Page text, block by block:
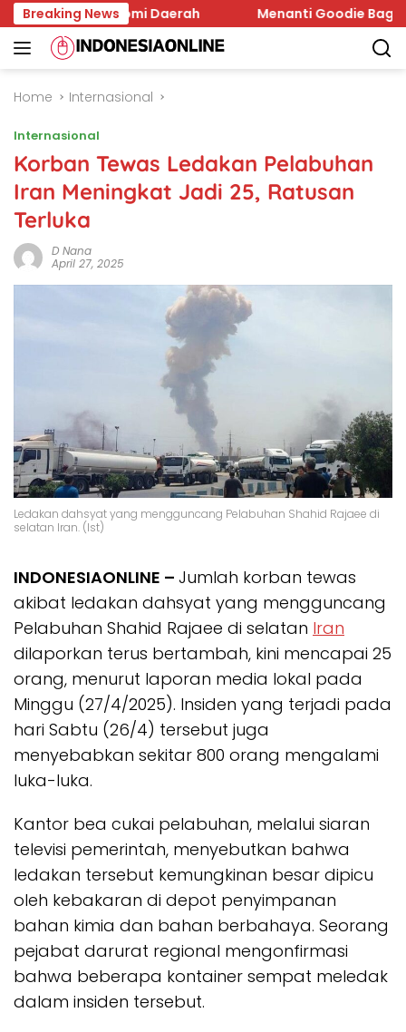
Skip
to
content
Breaking News
dan Ekonomi Daerah Menanti Goodie Bag HUT RI
Home Internasional
Internasional
Korban Tewas Ledakan Pelabuhan
Iran Meningkat Jadi 25, Ratusan
Terluka
D Nana
April 27, 2025
Ledakan dahsyat yang mengguncang Pelabuhan Shahid Rajaee di
selatan Iran. (Ist)
INDONESIAONLINE – Jumlah korban tewas
akibat ledakan dahsyat yang mengguncang
Pelabuhan Shahid Rajaee di selatan Iran
dilaporkan terus bertambah, kini mencapai 25
orang, menurut laporan media lokal pada
Minggu (27/4/2025). Insiden yang terjadi pada
hari Sabtu (26/4) tersebut juga
menyebabkan sekitar 800 orang mengalami
luka-luka.
Kantor bea cukai pelabuhan, melalui siaran
televisi pemerintah, menyebutkan bahwa
ledakan tersebut kemungkinan besar dipicu
oleh kebakaran di depot penyimpanan
bahan kimia dan bahan berbahaya. Seorang
pejabat darurat regional mengonfirmasi
bahwa beberapa kontainer sempat meledak
dalam insiden tersebut.